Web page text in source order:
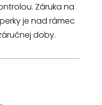
Záruka na
je nad rámec
doby.